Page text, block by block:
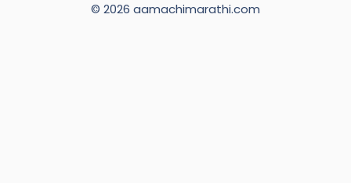
© 2026 aamachimarathi.com